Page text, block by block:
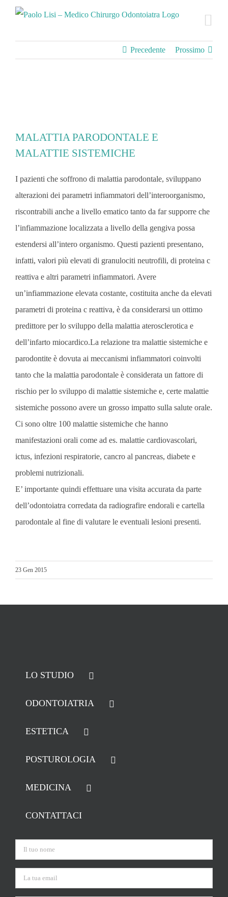
contenuto
Precedente
Prossimo
MALATTIA PARODONTALE E
MALATTIE SISTEMICHE
I pazienti che soffrono di malattia parodontale, sviluppano
alterazioni dei parametri infiammatori dell’interoorganismo,
riscontrabili anche a livello ematico tanto da far supporre che
l’infiammazione localizzata a livello della gengiva possa
estendersi all’intero organismo. Questi pazienti presentano,
infatti, valori più elevati di granulociti neutrofili, di proteina c
reattiva e altri parametri infiammatori. Avere
un’infiammazione elevata costante, costituita anche da elevati
parametri di proteina c reattiva, è da considerarsi un ottimo
predittore per lo sviluppo della malattia aterosclerotica e
dell’infarto miocardico.La relazione tra malattie sistemiche e
parodontite è dovuta ai meccanismi infiammatori coinvolti
tanto che la malattia parodontale è considerata un fattore di
rischio per lo sviluppo di malattie sistemiche e, certe malattie
sistemiche possono avere un grosso impatto sulla salute orale.
Ci sono oltre 100 malattie sistemiche che hanno
manifestazioni orali come ad es. malattie cardiovascolari,
ictus, infezioni respiratorie, cancro al pancreas, diabete e
problemi nutrizionali.
E’ importante quindi effettuare una visita accurata da parte
dell’odontoiatra corredata da radiografire endorali e cartella
parodontale al fine di valutare le eventuali lesioni presenti.
23 Gen 2015
LO STUDIO
ODONTOIATRIA
ESTETICA
POSTUROLOGIA
MEDICINA
CONTATTACI